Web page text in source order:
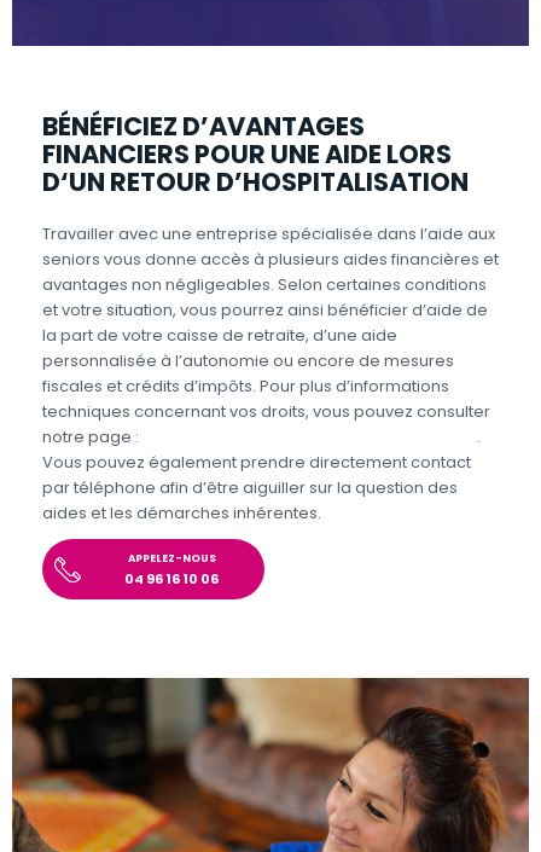
BÉNÉFICIEZ D’AVANTAGES
FINANCIERS POUR UNE AIDE LORS
D‘UN RETOUR D’HOSPITALISATION
Travailler avec une entreprise spécialisée dans l’aide aux
seniors vous donne accès à plusieurs aides financières et
avantages non négligeables. Selon certaines conditions
et votre situation, vous pourrez ainsi bénéficier d’aide de
la part de votre caisse de retraite, d’une aide
personnalisée à l’autonomie ou encore de mesures
fiscales et crédits d’impôts. Pour plus d’informations
techniques concernant vos droits, vous pouvez consulter
notre page :
.
Vous pouvez également prendre directement contact
par téléphone afin d’être aiguiller sur la question des
aides et les démarches inhérentes.
APPELEZ-NOUS
04 96 16 10 06